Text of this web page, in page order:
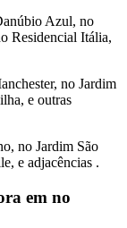
Azul, no
Residencial Itália,
no Jardim
e outras
no Jardim São
e adjacências .
em no